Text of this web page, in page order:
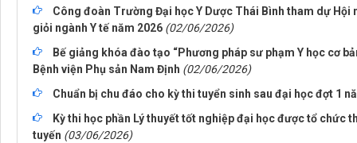
Công đoàn Trường Đại học Y Dược Thái Bình tham dự
giỏi ngành Y tế năm 2026 (02/06/2026)
Bế giảng khóa đào tạo “Phương pháp sư phạm Y học cơ
Bệnh viện Phụ sản Nam Định (02/06/2026)
Chuẩn bị chu đáo cho kỳ thi tuyển sinh sau đại học đợt 1
Kỳ thi học phần Lý thuyết tốt nghiệp đại học được tổ
tuyến (03/06/2026)